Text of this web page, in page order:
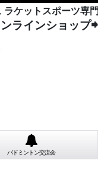
ケットスポーツ専
ラインショップ
バドミントン交流会